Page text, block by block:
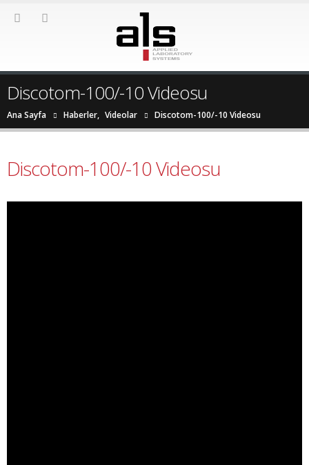
Discotom-100/-10 Videosu
Ana Sayfa Haberler, Videolar Discotom-100/-10 Videosu
Discotom-100/-10 Videosu